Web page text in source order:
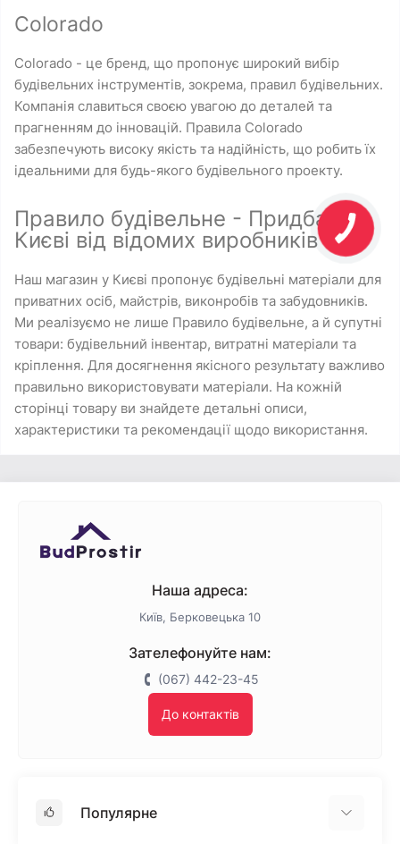
Colorado
Colorado - це бренд, що пропонує широкий вибір
будівельних інструментів, зокрема, правил будівельних.
Компанія славиться своєю увагою до деталей та
прагненням до інновацій. Правила Colorado
забезпечують високу якість та надійність, що робить їх
ідеальними для будь-якого будівельного проекту.
Правило будівельне - Придбати у
Києві від відомих виробників
Наш магазин у Києві пропонує будівельні матеріали для
приватних осіб, майстрів, виконробів та забудовників.
Ми реалізуємо не лише Правило будівельне, а й супутні
товари: будівельний інвентар, витратні матеріали та
кріплення. Для досягнення якісного результату важливо
правильно використовувати матеріали. На кожній
сторінці товару ви знайдете детальні описи,
характеристики та рекомендації щодо використання.
Наша адреса:
Київ, Берковецька 10
Зателефонуйте нам:
(067) 442-23-45
До контактів
Популярне